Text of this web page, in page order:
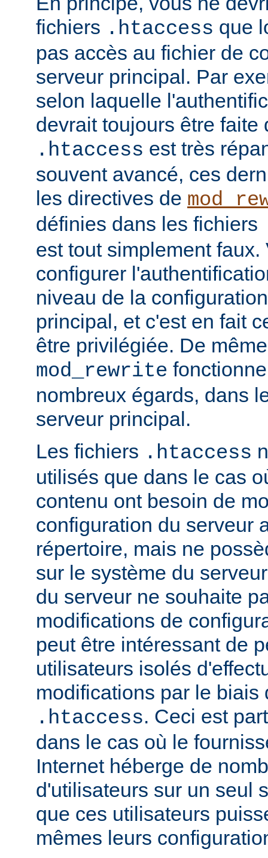
fichiers .htaccess que
pas accès au fichier de
serveur principal. Par
selon laquelle
devrait toujours être faite
.htaccess est très
souvent avancé, ces
les directives de
définies dans les fichiers
est tout simplement faux.
configurer
niveau de la
principal, et c'est en fait
être privilégiée. De
mod_rewrite
nombreux égards, dans
serveur principal.
Les fichiers .htaccess
utilisés que dans le cas
contenu ont besoin de
configuration du serveur
répertoire, mais ne
sur le système du
du serveur ne souhaite
modifications de
peut être intéressant de
utilisateurs isolés
modifications par le biais
.htaccess. Ceci est
dans le cas où le
Internet héberge de
d'utilisateurs sur un seul
que ces utilisateurs
mêmes leurs